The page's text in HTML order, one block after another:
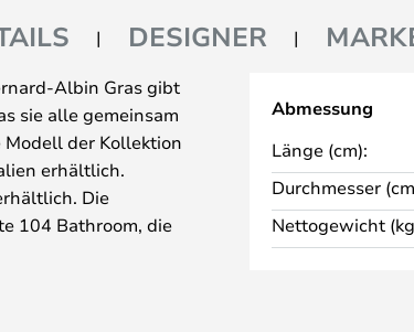
DESIGNER
Albin Gras gibt
sie alle gemeinsam
der Kollektion
erhältlich.
Die
104 Bathroom, die
Abmessung
Länge (cm):
Durchmesser
Nettogewicht